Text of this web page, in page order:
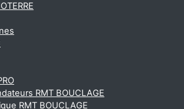
RMT BOUCLAGE
RMT BOUCLAGE